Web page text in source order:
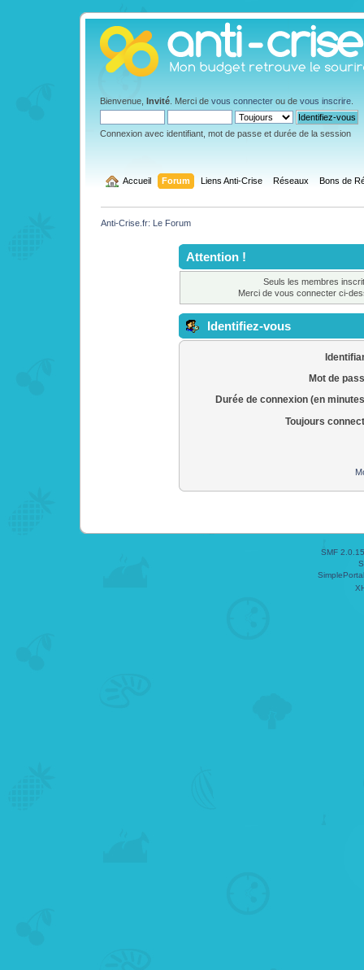
Bienvenue, Invité . Merci de vous connecter ou de vous inscrire
Connexion avec identifiant, mot de passe et durée de la session
Accueil Forum Liens Anti-Crise Réseaux Bons de
Anti-Crise.fr: Le Forum
Attention !
Seuls les membres
Merci de vous connecter ci-
Identifiez-vous
Mot de
Durée de connexion (en
Toujours
SMF 2.0.15